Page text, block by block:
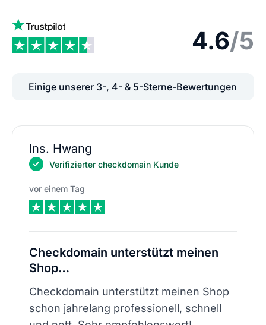
4.6/5
Einige unserer 3-, 4- & 5-Sterne-Bewertungen
Ins. Hwang
Verifizierter checkdomain Kunde
vor einem Tag
Checkdomain unterstützt meinen
Shop…
Checkdomain unterstützt meinen Shop
schon jahrelang professionell, schnell